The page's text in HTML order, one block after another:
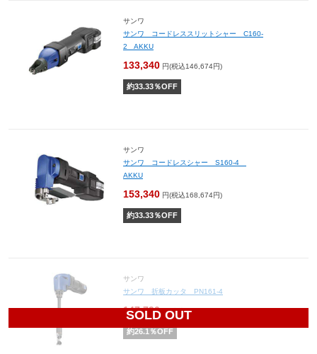
サンワ
サンワ コードレススリットシャー C160-
2 AKKU
133,340 円(税込146,674円)
約33.33％OFF
サンワ
サンワ コードレスシャー S160-4
AKKU
153,340 円(税込168,674円)
約33.33％OFF
SOLD OUT
サンワ
サンワ 折板カッタ PN161-4
147,790円(税込162,569円)
約26.1 ％OFF